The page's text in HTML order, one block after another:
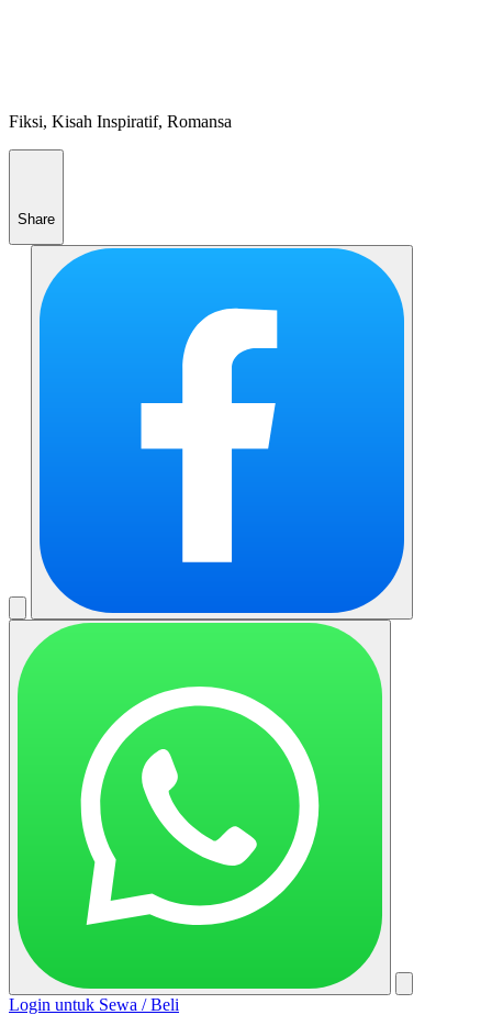
Fiksi, Kisah Inspiratif, Romansa
Share
Login untuk Sewa / Beli